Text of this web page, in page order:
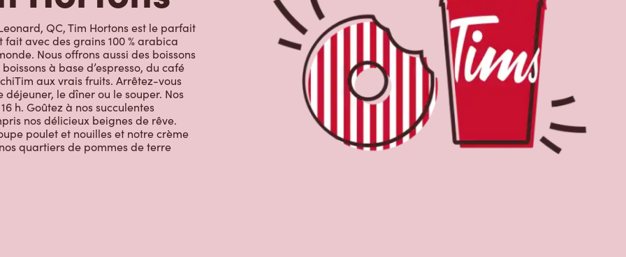
QC, Tim Hortons est le parfait
avec des grains 100 % arabica
Nous offrons aussi des boissons
à base d’espresso, du café
aux vrais fruits. Arrêtez-vous
le dîner ou le souper. Nos
h. Goûtez à nos succulentes
nos délicieux beignes de rêve.
poulet et nouilles et notre crème
quartiers de pommes de terre